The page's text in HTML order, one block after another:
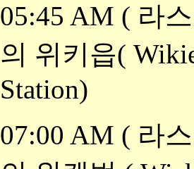
05:45 AM ( 라
의 위키읍(
Station)
07:00 AM ( 라